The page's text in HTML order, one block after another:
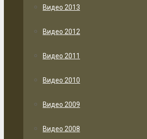
Видео 2013
Видео 2012
Видео 2011
Видео 2010
Видео 2009
Видео 2008